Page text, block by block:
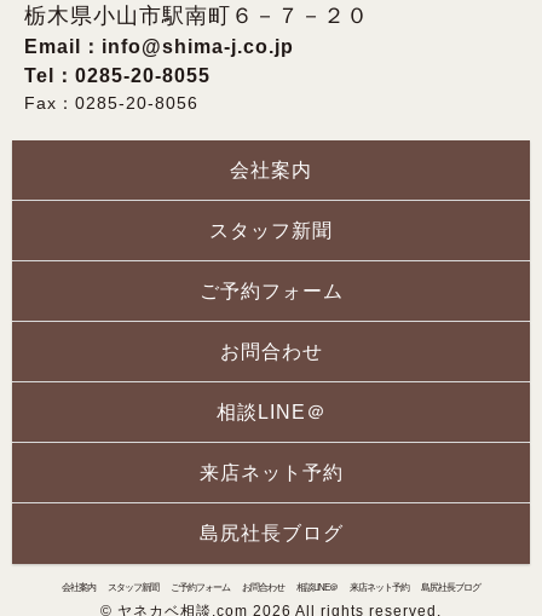
栃木県小山市駅南町６－７－２０
Email： info@shima-j.co.jp
Tel：0285-20-8055
Fax：0285-20-8056
会社案内
スタッフ新聞
ご予約フォーム
お問合わせ
相談LINE＠
来店ネット予約
島尻社長ブログ
会社案内 スタッフ新聞 ご予約フォーム お問合わせ 相談LINE＠ 来店ネット予約 島尻社長ブログ
© ヤネカベ相談.com 2026 All rights reserved.